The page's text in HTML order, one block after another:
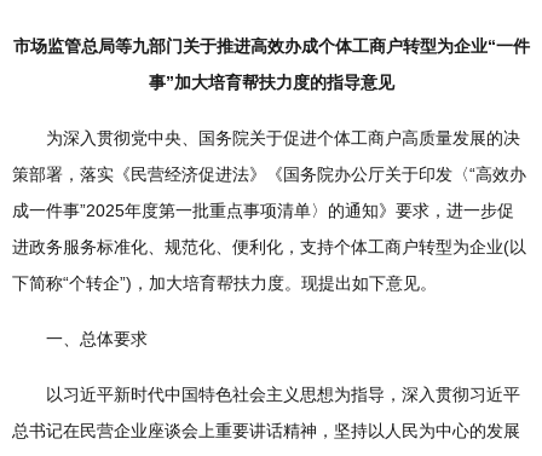
市场监管总局等九部门关于推进高效办成个体工商户转型为企业“一件
事”加大培育帮扶力度的指导意见
为深入贯彻党中央、国务院关于促进个体工商户高质量发展的决
策部署，落实《民营经济促进法》《国务院办公厅关于印发〈“高效办
成一件事”2025年度第一批重点事项清单〉的通知》要求，进一步促
进政务服务标准化、规范化、便利化，支持个体工商户转型为企业(以
下简称“个转企”)，加大培育帮扶力度。现提出如下意见。
一、总体要求
以习近平新时代中国特色社会主义思想为指导，深入贯彻习近平
总书记在民营企业座谈会上重要讲话精神，坚持以人民为中心的发展